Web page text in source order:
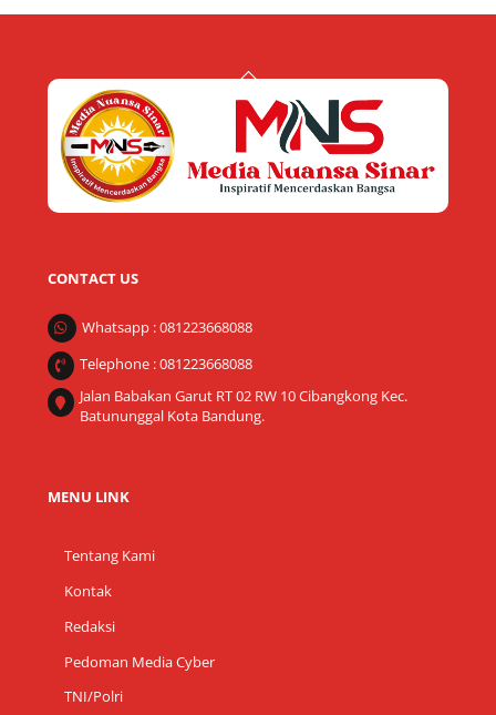
Back
Top
CONTACT US
Whatsapp : 081223668088
Telephone : 081223668088
Jalan Babakan Garut RT 02 RW 10 Cibangkong Kec.
Batununggal Kota Bandung.
MENU LINK
Tentang Kami
Kontak
Redaksi
Pedoman Media Cyber
TNI/Polri